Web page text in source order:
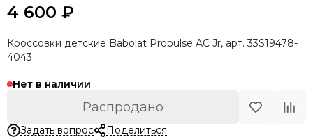
4 600 ₽
Кроссовки детские Babolat Propulse AC Jr, арт. 33S19478-
4043
Нет в наличии
Распродано
Задать вопрос Поделиться